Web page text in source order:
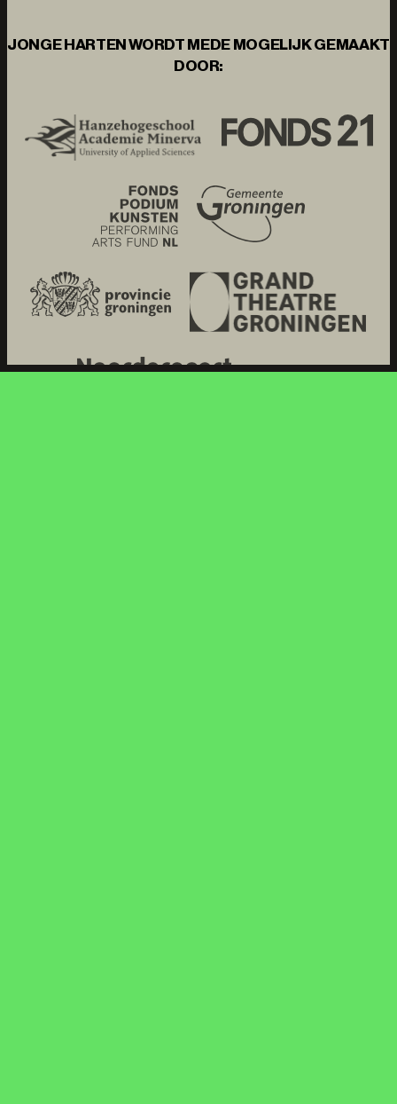
JONGE HARTEN WORDT MEDE MOGELIJK GEMAAKT
DOOR: